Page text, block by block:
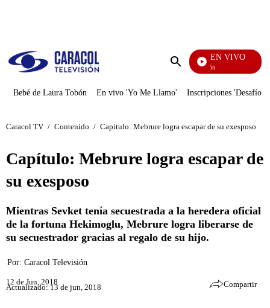
Enviar
EN VIVO
Pura Diversión
Bebé de Laura Tobón En vivo 'Yo Me Llamo' Inscripciones 'Desafío'
Caracol TV / Contenido / Capítulo: Mebrure logra escapar de su exesposo
Capítulo: Mebrure logra escapar de
su exesposo
Mientras Sevket tenía secuestrada a la heredera oficial
de la fortuna Hekimoglu, Mebrure logra liberarse de
su secuestrador gracias al regalo de su hijo.
Por: Caracol Televisión
12 de Jun, 2018
Actualizado: 13 de jun, 2018 Compartir